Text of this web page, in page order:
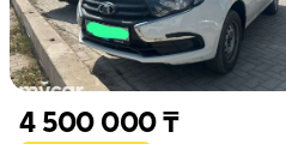
4 500 000 ₸